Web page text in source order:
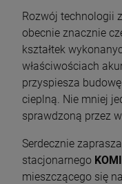
Rozwój technologii
obecnie znacznie
kształtek
właściwościach
przyspiesza
cieplną. Nie mniej
sprawdzoną przez
Serdecznie
stacjonarnego
mieszczącego się